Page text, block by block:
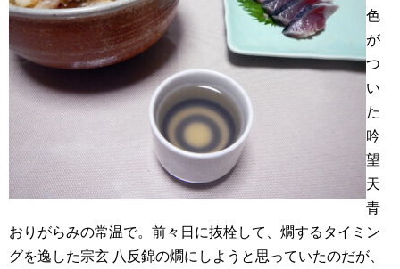
色
が
つ
い
た
吟
望
天
青
おりがらみの常温で。前々日に抜栓して、燗するタイミン
グを逸した宗玄 八反錦の燗にしようと思っていたのだが、